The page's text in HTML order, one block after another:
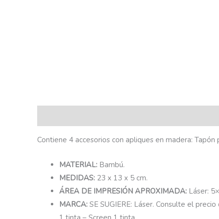
Contiene 4 accesorios con apliques en madera:
MATERIAL: Bambú.
MEDIDAS: 23 x 13 x 5 cm.
ÁREA DE IMPRESIÓN APROXIMADA: Láser:
MARCA: SE SUGIERE: Láser. Consulte el